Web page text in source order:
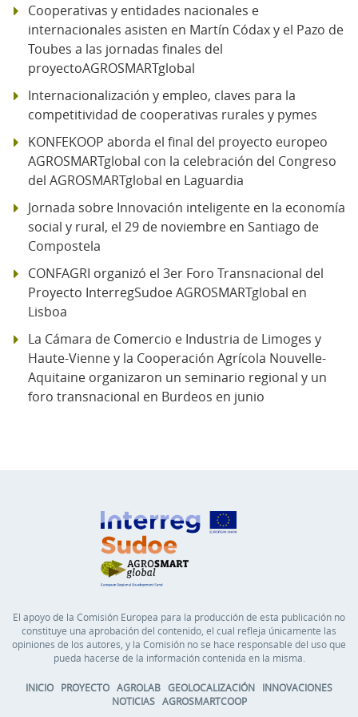
Cooperativas y entidades nacionales e
internacionales asisten en Martín Códax y el Pazo de
Toubes a las jornadas finales del
proyectoAGROSMARTglobal
Internacionalización y empleo, claves para la
competitividad de cooperativas rurales y pymes
KONFEKOOP aborda el final del proyecto europeo
AGROSMARTglobal con la celebración del Congreso
del AGROSMARTglobal en Laguardia
Jornada sobre Innovación inteligente en la economía
social y rural, el 29 de noviembre en Santiago de
Compostela
CONFAGRI organizó el 3er Foro Transnacional del
Proyecto InterregSudoe AGROSMARTglobal en
Lisboa
La Cámara de Comercio e Industria de Limoges y
Haute-Vienne y la Cooperación Agrícola Nouvelle-
Aquitaine organizaron un seminario regional y un
foro transnacional en Burdeos en junio
El apoyo de la Comisión Europea para la producción de esta publicación no
constituye una aprobación del contenido, el cual refleja únicamente las
opiniones de los autores, y la Comisión no se hace responsable del uso que
pueda hacerse de la información contenida en la misma.
INICIO PROYECTO AGROLAB GEOLOCALIZACIÓN
INNOVACIONES
NOTICIAS AGROSMARTCOOP